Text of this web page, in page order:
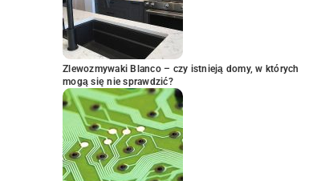
Zlewozmywaki Blanco – czy istnieją domy, w których
mogą się nie sprawdzić?